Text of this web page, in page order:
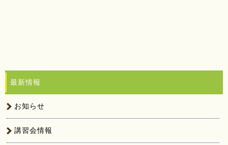
最新情報
お知らせ
講習会情報